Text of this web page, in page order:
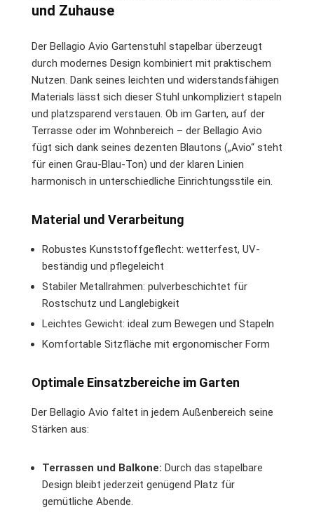
und Zuhause
Der Bellagio Avio Gartenstuhl stapelbar überzeugt
durch modernes Design kombiniert mit praktischem
Nutzen. Dank seines leichten und widerstandsfähigen
Materials lässt sich dieser Stuhl unkompliziert stapeln
und platzsparend verstauen. Ob im Garten, auf der
Terrasse oder im Wohnbereich – der Bellagio Avio
fügt sich dank seines dezenten Blautons („Avio“ steht
für einen Grau-Blau-Ton) und der klaren Linien
harmonisch in unterschiedliche Einrichtungsstile ein.
Material und Verarbeitung
Robustes Kunststoffgeflecht: wetterfest, UV-
beständig und pflegeleicht
Stabiler Metallrahmen: pulverbeschichtet für
Rostschutz und Langlebigkeit
Leichtes Gewicht: ideal zum Bewegen und Stapeln
Komfortable Sitzfläche mit ergonomischer Form
Optimale Einsatzbereiche im Garten
Der Bellagio Avio faltet in jedem Außenbereich seine
Stärken aus:
Terrassen und Balkone: Durch das stapelbare
Design bleibt jederzeit genügend Platz für
gemütliche Abende.